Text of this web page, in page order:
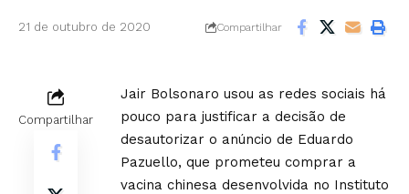
21 de outubro de 2020 Compartilhar
Compartilhar
Jair Bolsonaro usou as redes sociais há
pouco para justificar a decisão de
desautorizar o anúncio de Eduardo
Pazuello, que prometeu comprar a
vacina chinesa desenvolvida no Instituto